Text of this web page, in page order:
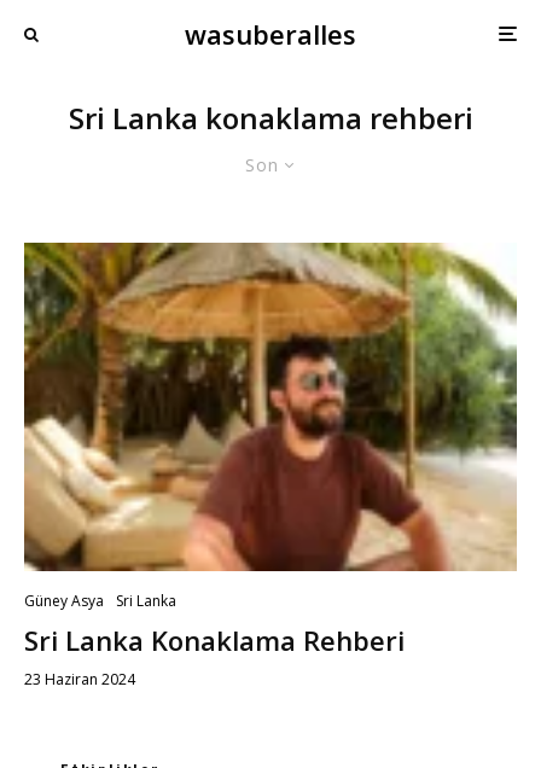
wasuberalles
Sri Lanka konaklama rehberi
Son
Güney Asya Sri Lanka
Sri Lanka Konaklama Rehberi
23 Haziran 2024